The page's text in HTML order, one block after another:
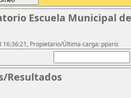
Escuela Municipal
Propietario/Última carga: pparis
Resultados